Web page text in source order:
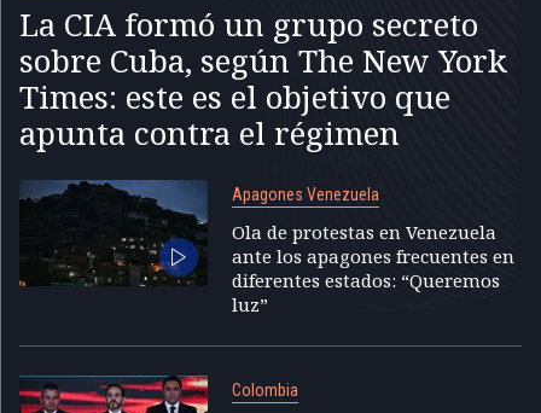
La CIA formó un grupo secreto
sobre Cuba, según The New York
Times: este es el objetivo que
apunta contra el régimen
Apagones Venezuela
Ola de protestas en Venezuela
ante los apagones frecuentes en
diferentes estados: “Queremos
luz”
Colombia